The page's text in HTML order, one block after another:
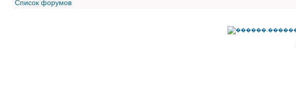
Список форумов